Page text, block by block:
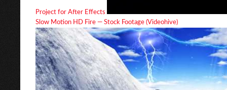
Project for After Effects
Slow Motion HD Fire — Stock Footage (Videohive)